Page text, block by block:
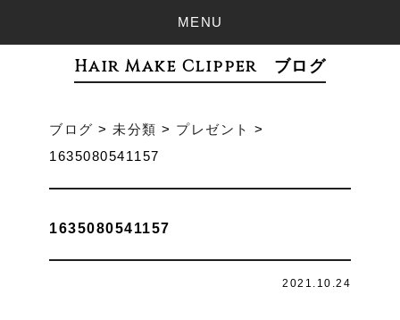
MENU
Hair Make Clipper ブログ
ブログ > 未分類 > プレゼント >
1635080541157
1635080541157
2021.10.24